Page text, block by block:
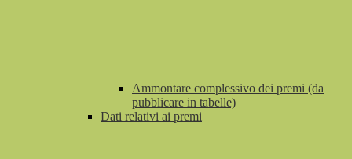
Ammontare complessivo dei premi (da
pubblicare in tabelle)
Dati relativi ai premi